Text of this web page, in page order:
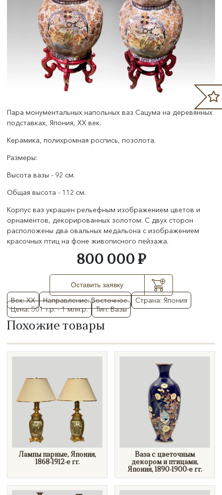
Век: XX Направление: Восточное
Страна: Япония
Цена: 501 т.р. - 1 млн.р.
Тип: Вазы
Пара монументальных напольных ваз Сацума на деревянных
подставках, Япония, XX век.
Керамика, полихромная роспись, позолота.
Размеры:
Высота вазы - 92 см.
Общая высота - 112 см.
Корпус ваз украшен рельефным изображением цветов и
орнаментов, декорированных золотом. С двух сторон
расположены два овальных медальона с изображением
красочных птиц на фоне живописного пейзажа.
800 000 ₽
Оставить заявку
Похожие товары
Лампы парные, Япония,
1868-1912-е гг.
Ваза с цветочным
декором и птицами,
Япония, 1890-1900-е гг.